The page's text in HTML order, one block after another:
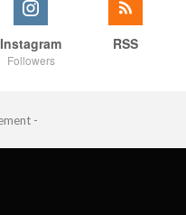
Instagram
Followers
RSS